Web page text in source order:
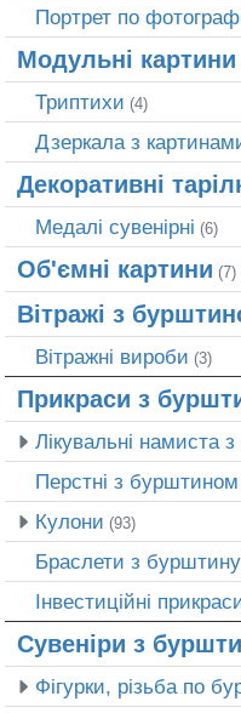
Портрет по
Модульні картини
Триптихи (4)
Дзеркала з
Декоративні
Медалі сувенірні (6)
Об'ємні картини (7)
Вітражі з
Вітражні вироби (3)
Прикраси з
Лікувальні намиста
Перстні з бурштином
Кулони (93)
Браслети з бурштину
Інвестиційні
Сувеніри з
Фігурки, різьба по